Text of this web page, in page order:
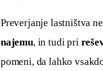
Preverjanje lastništva
najemu, in tudi pri
pomeni, da lahko